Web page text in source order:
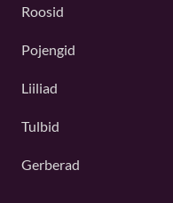
Roosid
Pojengid
Liiliad
Tulbid
Gerberad